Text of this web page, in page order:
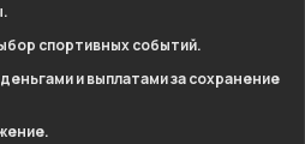
спортивных событий.
и выплатами за сохранение